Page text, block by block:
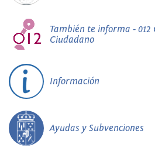
También te informa - 012
Ciudadano
Información
Ayudas y Subvenciones